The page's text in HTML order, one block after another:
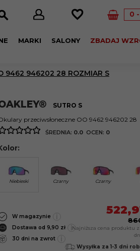
0
MARKI SALONY ZBADAJ
9462 946202 28 ROZMIAR S
SUTRO S
przeciwsłoneczne OO 9462 946202 28
ŚREDNIA: 0.0OCEN: 0
Niebieski Czarny Czarny
W magazynie
Dostawa od 9,90 zł
30 dni na zwrot
522,
Najniższa cena produktu
Wysyłka za 1-3 dni